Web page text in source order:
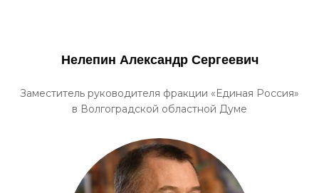
Нелепин Александр Сергеевич
Заместитель руководителя фракции «Единая Россия»
в Волгоградской областной Думе